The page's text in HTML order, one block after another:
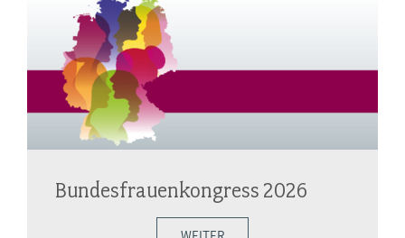
Bundesfrauenkongress 2026